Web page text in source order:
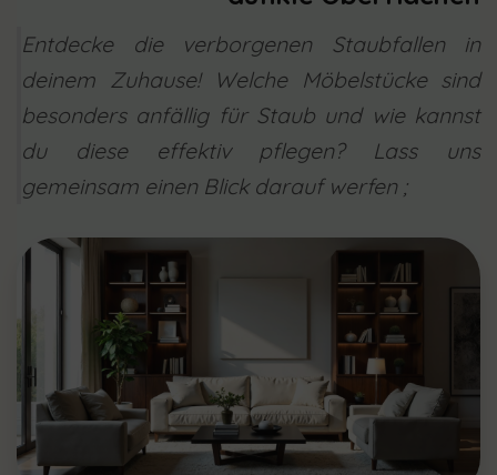
Entdecke die verborgenen Staubfallen in
deinem Zuhause! Welche Möbelstücke sind
besonders anfällig für Staub und wie kannst
du diese effektiv pflegen? Lass uns
gemeinsam einen Blick darauf werfen ;